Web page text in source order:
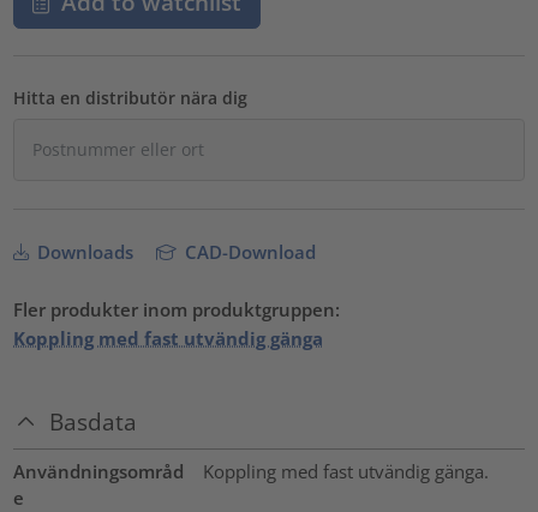
Hitta en distributör nära dig
Downloads CAD-Download
Fler produkter inom produktgruppen:
Koppling med fast utvändig gänga
Basdata
Användningsområd
e
Koppling med fast utvändig gänga.